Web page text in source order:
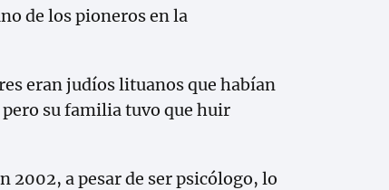
de los pioneros en la
eran judíos lituanos que habían
su familia tuvo que huir
2002, a pesar de ser psicólogo, lo